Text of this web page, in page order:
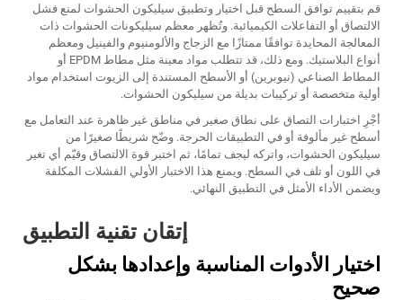
قم بتقييم توافق السطح قبل اختيار وتطبيق سيليكون الحشوات لمنع فشل
الالتصاق أو التفاعلات الكيميائية. وتُظهر معظم سيليكونات الحشوات ذات
المعالجة المحايدة توافقًا ممتازًا مع الزجاج والألومنيوم والفينيل ومعظم
أنواع البلاستيك. ومع ذلك، قد تتطلب مواد معينة مثل مطاط EPDM أو
المطاط الصناعي (نيوبرين) أو الأسطح المستندة إلى الزيوت استخدام مواد
أولية متخصصة أو تركيبات بديلة من سيليكون الحشوات.
أجْرِ اختبارات التصاق على نطاق صغير في مناطق غير ظاهرة عند التعامل مع
أسطح غير مألوفة أو في التطبيقات الحرجة. وضّح شريطًا صغيرًا من
سيليكون الحشوات، واتركه ليجف تمامًا، ثم اختبر قوة الالتصاق وقيّم أي تغير
في اللون أو تلف في السطح. ويمنع هذا الاختبار الأولي الفشلات المكلفة
ويضمن الأداء الأمثل في التطبيق النهائي.
إتقان تقنية التطبيق
اختيار الأدوات المناسبة وإعدادها بشكل
صحيح